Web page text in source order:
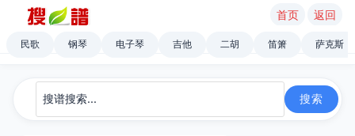
首页 返回
民歌 钢琴 电子琴 吉他 二胡 笛箫 萨克斯